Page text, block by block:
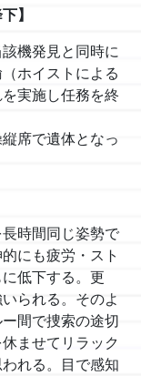
】
機発見と同時に
ホイストによる
実施し任務を終
席で遺体となっ
時間同じ姿勢で
にも疲労・スト
低下する。更
られる。そのよ
間で捜索の途切
ませてリラック
れる。目で感知